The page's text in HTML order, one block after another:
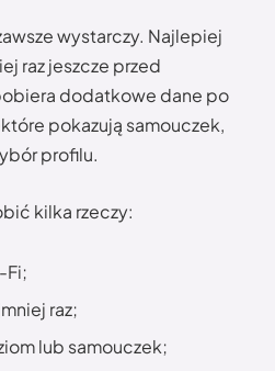
wystarczy. Najlepiej
raz jeszcze przed
dodatkowe dane po
pokazują samouczek,
profilu.
kilka rzeczy:
Fi;
raz;
lub samouczek;